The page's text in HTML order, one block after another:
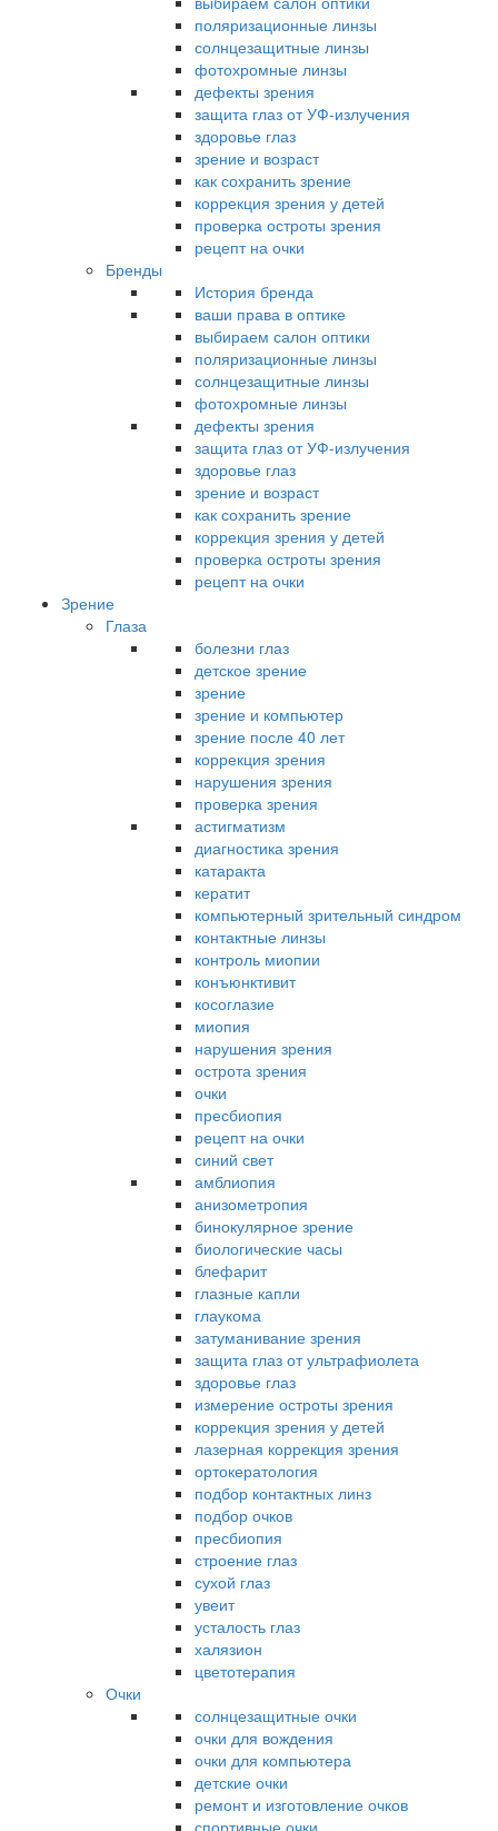
поляризационные линзы
солнцезащитные линзы
фотохромные линзы
дефекты зрения
защита глаз от УФ-излучения
здоровье глаз
зрение и возраст
как сохранить зрение
коррекция зрения у детей
проверка остроты зрения
рецепт на очки
Бренды
История бренда
ваши права в оптике
выбираем салон оптики
поляризационные линзы
солнцезащитные линзы
фотохромные линзы
дефекты зрения
защита глаз от УФ-излучения
здоровье глаз
зрение и возраст
как сохранить зрение
коррекция зрения у детей
проверка остроты зрения
рецепт на очки
Зрение
Глаза
болезни глаз
детское зрение
зрение
зрение и компьютер
зрение после 40 лет
коррекция зрения
нарушения зрения
проверка зрения
астигматизм
диагностика зрения
катаракта
кератит
компьютерный зрительный синдром
контактные линзы
контроль миопии
конъюнктивит
косоглазие
миопия
нарушения зрения
острота зрения
очки
пресбиопия
рецепт на очки
синий свет
амблиопия
анизометропия
бинокулярное зрение
биологические часы
блефарит
глазные капли
глаукома
затуманивание зрения
защита глаз от ультрафиолета
здоровье глаз
измерение остроты зрения
коррекция зрения у детей
лазерная коррекция зрения
ортокератология
подбор контактных линз
подбор очков
пресбиопия
строение глаз
сухой глаз
увеит
усталость глаз
халязион
цветотерапия
Очки
солнцезащитные очки
очки для вождения
очки для компьютера
детские очки
ремонт и изготовление очков